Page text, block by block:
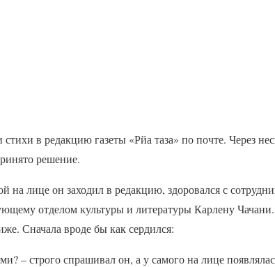
в редакцию газеты «Рйа таза» по почте. Через
решение.
на лице он заходил в редакцию, здоровался с
отделом культуры и литературы Карлену
Сначала вроде бы как сердился:
– строго спрашивал он, а у самого на лице